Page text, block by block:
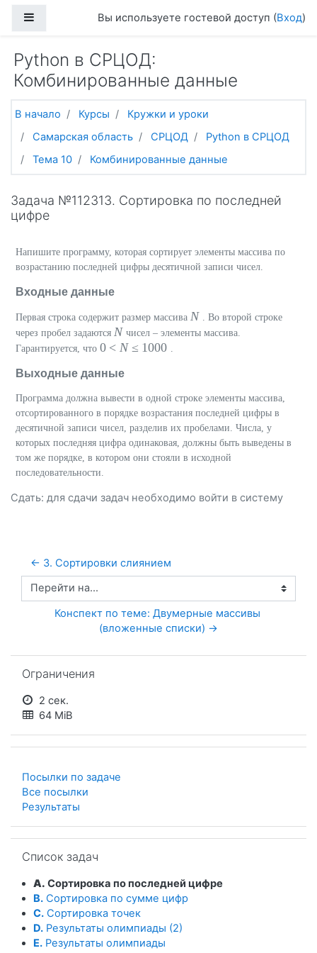
Боковая панельВы используете гостевой доступ (Вход)
Python в СРЦОД:
Комбинированные данные
В начало Курсы
Кружки и уроки
Самарская область
СРЦОД
Python в СРЦОД
Тема 10
Комбинированные данные
Задача №112313. Сортировка по последней
цифре
Напишите программу, которая сортирует элементы массива по
возрастанию последней цифры десятичной записи чисел.
Входные данные
Первая строка содержит размер массива N
. Во второй строке
через пробел задаются N чисел – элементы массива.
Гарантируется, что 0 < N ≤ 1000
Выходные данные
Программа должна вывести в одной строке элементы массива,
отсортированного в порядке возрастания последней цифры в
десятичной записи чисел, разделив их пробелами. Числа, у
которых последняя цифра одинаковая, должны быть выведены в
том же порядке, в котором они стояли в исходной
последовательности.
Сдать: для сдачи задач необходимо войти в систему
← 3. Сортировки слиянием
Перейти на...
Конспект по теме: Двумерные массивы
(вложенные списки) →
Ограничения
2 сек.
64 MiB
Посылки по задаче
Все посылки
Результаты
Список задач
A. Сортировка по последней цифре
B. Сортировка по сумме цифр
C. Сортировка точек
D. Результаты олимпиады (2)
E. Результаты олимпиады